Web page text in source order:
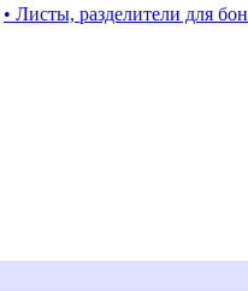
• Листы, разделители для бон